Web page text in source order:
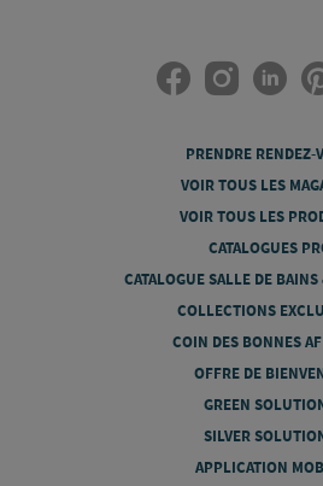
PRENDRE RENDEZ-
VOIR TOUS LES
VOIR TOUS LES
CATALOGUES
CATALOGUE SALLE DE
COLLECTIONS
COIN DES BONNES
OFFRE DE
GREEN
SILVER
APPLICATION